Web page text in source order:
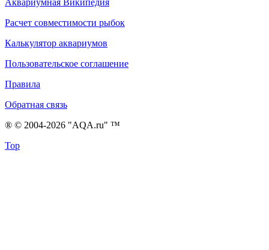
Расчет совместимости рыбок
Калькулятор аквариумов
Пользовательское соглашение
Правила
Обратная связь
® © 2004-2026 "AQA.ru" ™
Top